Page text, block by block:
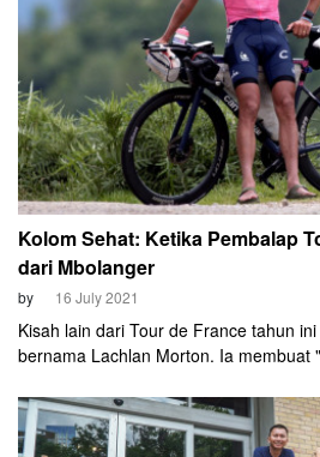
Kolom Sehat: Ketika Pembalap
dari Mbolanger
by 16 July 2021
Kisah lain dari Tour de France tahun
bernama Lachlan Morton. Ia membuat
inspirasi para mbolanger dan